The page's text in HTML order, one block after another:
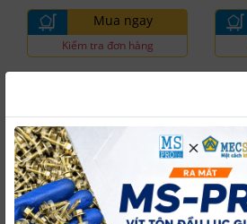
Mua ngay
Kiểm tra đơn hàng
5.0 5.0